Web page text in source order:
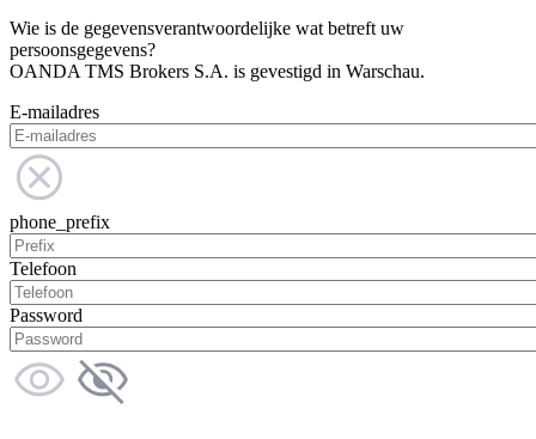
Wie is de gegevensverantwoordelijke wat betreft uw
persoonsgegevens?
OANDA TMS Brokers S.A. is gevestigd in Warschau.
E-mailadres
phone_prefix
Telefoon
Password